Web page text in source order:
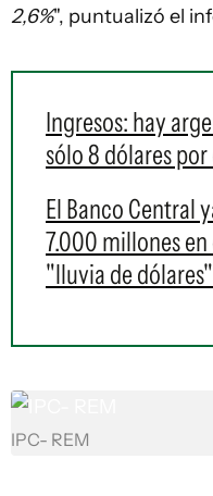
2,6%", puntualizó el
Ingresos: hay
sólo 8 dólares por
El Banco Central
7.000 millones en
"lluvia de
IPC- REM